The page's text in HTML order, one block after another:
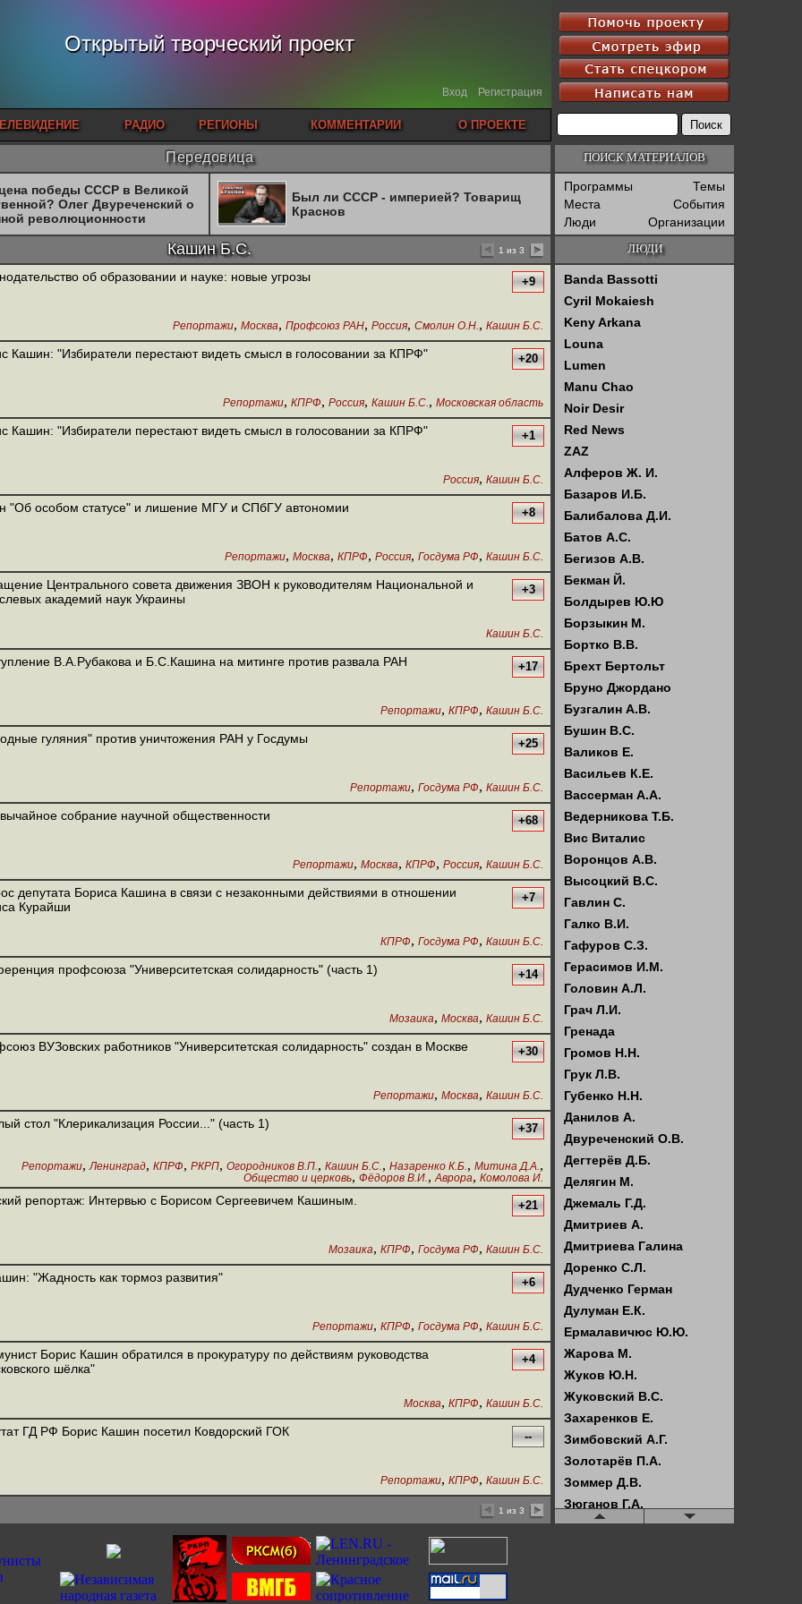
Открытый творческий проект
Вход Регистрация
РАДИО РЕГИОНЫ КОММЕНТАРИИ О ПРОЕКТЕ
Передовица
победы СССР в Великой
Олег Двуреченский о
революционности
Был ли СССР - империей? Товарищ
Краснов
Кашин Б.С. 1 из 3
об образовании и науке: новые угрозы +9
Репортажи, Москва, Профсоюз РАН, Россия, Смолин О.Н., Кашин Б.С.
Кашин: "Избиратели перестают видеть смысл в голосовании за КПРФ" +20
Репортажи, КПРФ, Россия, Кашин Б.С., Московская область
Кашин: "Избиратели перестают видеть смысл в голосовании за КПРФ" +1
Россия, Кашин Б.С.
"Об особом статусе" и лишение МГУ и СПбГУ автономии +8
Репортажи, Москва, КПРФ, Россия, Госдума РФ, Кашин Б.С.
Центрального совета движения ЗВОН к руководителям Национальной и
академий наук Украины
+3
Кашин Б.С.
В.А.Рубакова и Б.С.Кашина на митинге против развала РАН +17
Репортажи, КПРФ, Кашин Б.С.
гуляния" против уничтожения РАН у Госдумы +25
Репортажи, Госдума РФ, Кашин Б.С.
собрание научной общественности +68
Репортажи, Москва, КПРФ, Россия, Кашин Б.С.
депутата Бориса Кашина в связи с незаконными действиями в отношении
Курайши
+7
КПРФ, Госдума РФ, Кашин Б.С.
профсоюза "Университетская солидарность" (часть 1) +14
Мозаика, Москва, Кашин Б.С.
ВУЗовских работников "Университетская солидарность" создан в Москве +30
Репортажи, Москва, Кашин Б.С.
стол "Клерикализация России..." (часть 1) +37
Репортажи, Ленинград, КПРФ, РКРП, Огородников В.П., Кашин Б.С., Назаренко К.Б., Митина Д.А.,
Общество и церковь, Фёдоров В.И., Аврора, Комолова И.
репортаж: Интервью с Борисом Сергеевичем Кашиным. +21
Мозаика, КПРФ, Госдума РФ, Кашин Б.С.
"Жадность как тормоз развития" +6
Репортажи, КПРФ, Госдума РФ, Кашин Б.С.
Борис Кашин обратился в прокуратуру по действиям руководства
шёлка"
+4
Москва, КПРФ, Кашин Б.С.
ГД РФ Борис Кашин посетил Ковдорский ГОК --
Репортажи, КПРФ, Кашин Б.С.
1 из 3
ПОИСК МАТЕРИАЛОВ
Программы
Темы
Места
События
Люди
Организации
ЛЮДИ
Banda Bassotti
Cyril Mokaiesh
Keny Arkana
Louna
Lumen
Manu Chao
Noir Desir
Red News
ZAZ
Алферов Ж. И.
Базаров И.Б.
Балибалова Д.И.
Батов А.С.
Бегизов А.В.
Бекман Й.
Болдырев Ю.Ю
Борзыкин М.
Бортко В.В.
Брехт Бертольт
Бруно Джордано
Бузгалин А.В.
Бушин В.С.
Валиков Е.
Васильев К.Е.
Вассерман А.А.
Ведерникова Т.Б.
Вис Виталис
Воронцов А.В.
Высоцкий В.С.
Гавлин С.
Галко В.И.
Гафуров С.З.
Герасимов И.М.
Головин А.Л.
Грач Л.И.
Гренада
Громов Н.Н.
Грук Л.В.
Губенко Н.Н.
Данилов А.
Двуреченский О.В.
Дегтерёв Д.Б.
Делягин М.
Джемаль Г.Д.
Дмитриев А.
Дмитриева Галина
Доренко С.Л.
Дудченко Герман
Дулуман Е.К.
Ермалавичюс Ю.Ю.
Жарова М.
Жуков Ю.Н.
Жуковский В.С.
Захаренков Е.
Зимбовский А.Г.
Золотарёв П.А.
Зоммер Д.В.
Зюганов Г.А.
Илюхин В.И.